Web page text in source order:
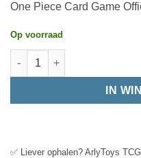
One Piece Card Game
Op voorraad
IN
✅ Liever ophalen? ArlyToys